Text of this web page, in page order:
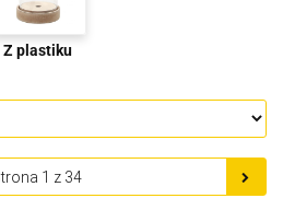
Z plastiku